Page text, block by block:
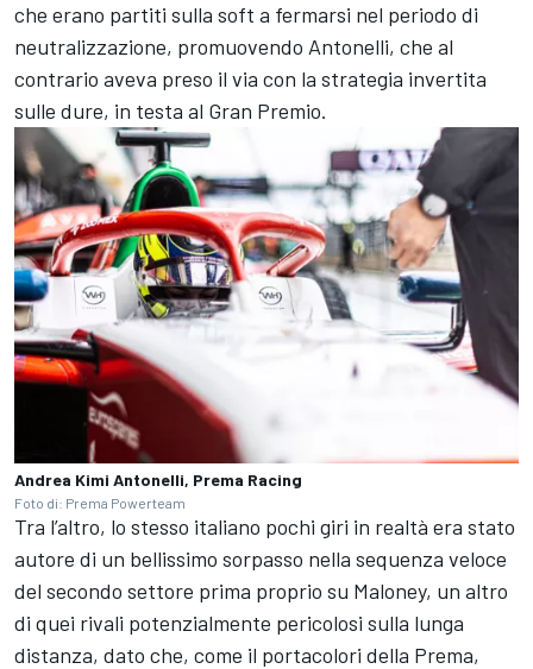
che erano partiti sulla soft a fermarsi nel periodo di
neutralizzazione, promuovendo Antonelli, che al
contrario aveva preso il via con la strategia invertita
sulle dure, in testa al Gran Premio.
Andrea Kimi Antonelli, Prema Racing
Foto di: Prema Powerteam
Tra l’altro, lo stesso italiano pochi giri in realtà era stato
autore di un bellissimo sorpasso nella sequenza veloce
del secondo settore prima proprio su Maloney, un altro
di quei rivali potenzialmente pericolosi sulla lunga
distanza, dato che, come il portacolori della Prema,